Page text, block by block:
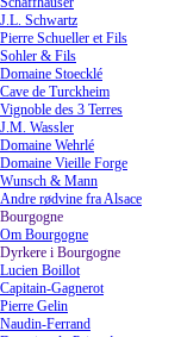
J.L. Schwartz
Pierre Schueller et Fils
Sohler & Fils
Domaine Stoecklé
Cave de Turckheim
Vignoble des 3 Terres
J.M. Wassler
Domaine Wehrlé
Domaine Vieille Forge
Wunsch & Mann
Andre rødvine fra Alsace
Bourgogne
Om Bourgogne
Dyrkere i Bourgogne
Lucien Boillot
Capitain-Gagnerot
Pierre Gelin
Naudin-Ferrand